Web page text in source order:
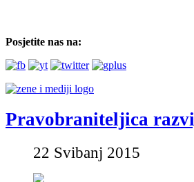
Posjetite nas na:
Pravobraniteljica
22 Svibanj 2015